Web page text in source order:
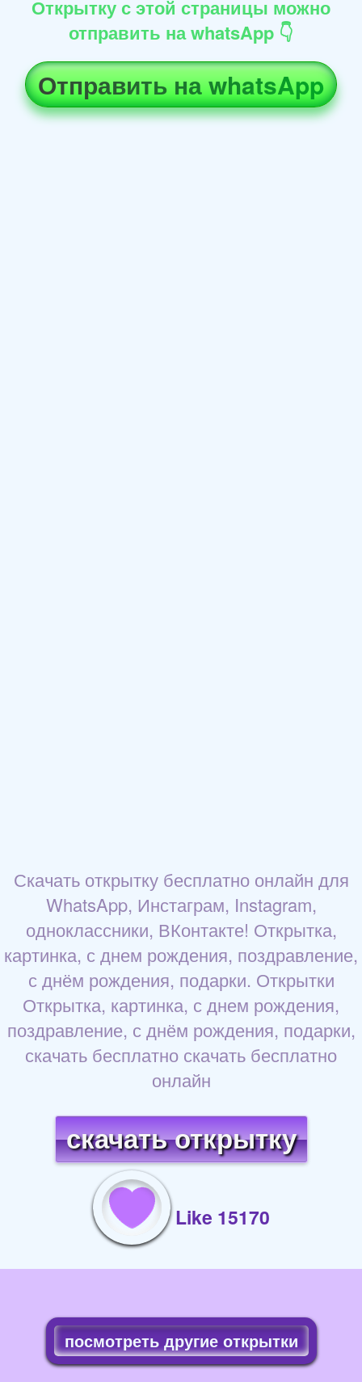
Открытку с этой страницы можно
отправить на whatsApp 👇
Отправить на whatsApp
Скачать открытку бесплатно онлайн для
WhatsApp, Инстаграм, Instagram,
одноклассники, ВКонтакте! Открытка,
картинка, с днем рождения, поздравление,
с днём рождения, подарки. Открытки
Открытка, картинка, с днем рождения,
поздравление, с днём рождения, подарки,
скачать бесплатно скачать бесплатно
онлайн
скачать открытку
Like 15170
посмотреть другие открытки